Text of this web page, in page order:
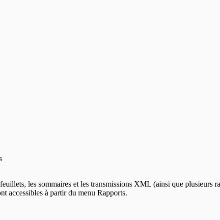
les sommaires et les transmissions XML (ainsi que plusieurs
accessibles à partir du menu Rapports.